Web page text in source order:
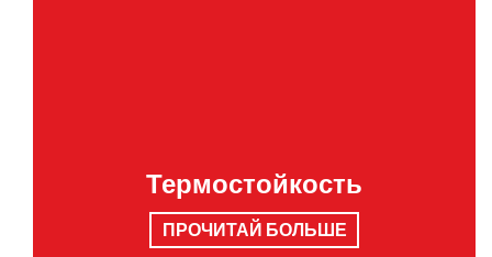
Термостойкость
ПРОЧИТАЙ БОЛЬШЕ